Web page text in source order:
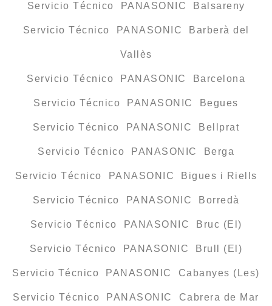
Servicio Técnico PANASONIC Balsareny
Servicio Técnico PANASONIC Barberà del
Vallès
Servicio Técnico PANASONIC Barcelona
Servicio Técnico PANASONIC Begues
Servicio Técnico PANASONIC Bellprat
Servicio Técnico PANASONIC Berga
Servicio Técnico PANASONIC Bigues i Riells
Servicio Técnico PANASONIC Borredà
Servicio Técnico PANASONIC Bruc (El)
Servicio Técnico PANASONIC Brull (El)
Servicio Técnico PANASONIC Cabanyes (Les)
Servicio Técnico PANASONIC Cabrera de Mar